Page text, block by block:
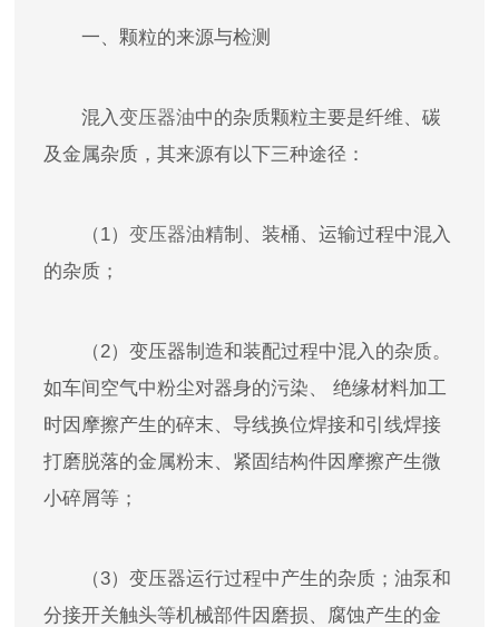
一、颗粒的来源与检测
混入 变压器油中的杂质颗粒主要是纤维、碳
及金属杂质，其来源有以下三种途径：
（1） 变压器油精制、装桶、运输过程中混入
的杂质；
（2）变压器制造和装配过程中混入的杂质。
如车间空气中粉尘对器身的污染、 绝缘材料加工
时因摩擦产生的碎末、导线换位焊接和引线焊接
打磨脱落的金属粉末、紧固结构件因摩擦产生微
小碎屑等；
（3）变压器运行过程中产生的杂质；油泵和
分接开关触头等机械部件因磨损、腐蚀产生的金